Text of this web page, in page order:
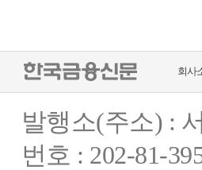
회사
발행소(주소) :
번호 : 202-81-